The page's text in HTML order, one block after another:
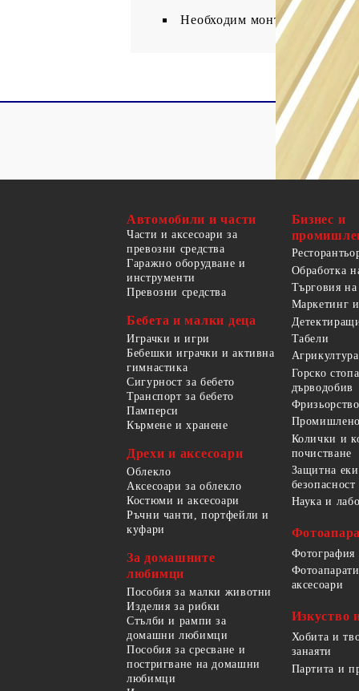
Необходим монтаж: Не
Автомобили и части
Части и аксесоари за
превозни средства
Гаражно оборудване и
инструменти
Превозни средства
Бебета и малки деца
Играчки и игри
Бебешки играчки и активна
гимнастика
Сигурност за бебето
Транспорт за бебето
Памперси
Кърмене и хранене
Дрехи и аксесоари
Облекло
Аксесоари за облекло
Костюми и аксесоари
Ръчни чанти, портфейли и
куфари
За домашните
любимци
Пособия за малки животни
Изделия за рибки
Стълби и рампи за
домашни любимци
Пособия за сресване и
постригване на домашни
любимци
Бизнес и
Обработка
Търговия
Маркетинг
Табели
Агрикултура
Горско
дърводобив
Колички и
почистване
Защитна
Наука и
Фотография
аксесоари
Изкуство
Хобита и
занаяти
Партита и